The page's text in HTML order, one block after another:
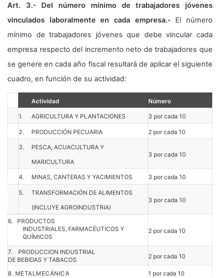
Art. 3.- Del número mínimo de trabajadores jóvenes
vinculados laboralmente en cada empresa.- El número
mínimo de trabajadores jóvenes que debe vincular cada
empresa respecto del incremento neto de trabajadores que
se genere en cada año fiscal resultará de aplicar el siguiente
cuadro, en función de su actividad:
Actividad Número
1. AGRICULTURA Y PLANTACIONES 3 por cada 10
2. PRODUCCIÓN PECUARIA 2 por cada 10
3.
PESCA, ACUACULTURA Y
MARICULTURA
3 por cada 10
4. MINAS, CANTERAS Y YACIMIENTOS 3 por cada 10
5.
TRANSFORMACIÓN DE ALIMENTOS
(INCLUYE AGROINDUSTRIA)
3 por cada 10
6. PRODUCTOS
INDUSTRIALES, FARMACÉUTICOS Y
QUÍMICOS
2 por cada 10
7. PRODUCCION INDUSTRIAL
DE BEBIDAS Y TABACOS
2 por cada 10
8. METALMECÁNICA 1 por cada 10